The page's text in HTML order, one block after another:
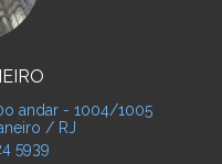
andar - 1004/1005
/ RJ
5939